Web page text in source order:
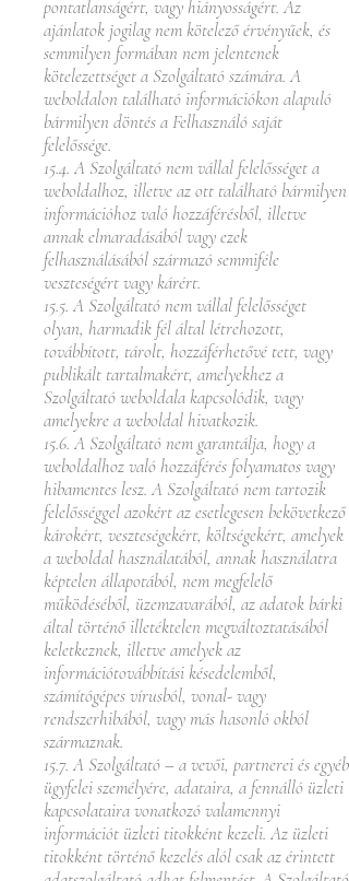
pontatlanságért, vagy hiányosságért. Az
ajánlatok jogilag nem kötelező érvényűek, és
semmilyen formában nem jelentenek
kötelezettséget a Szolgáltató számára. A
weboldalon található információkon alapuló
bármilyen döntés a Felhasználó saját
felelőssége.
15.4. A Szolgáltató nem vállal felelősséget a
weboldalhoz, illetve az ott található bármilyen
információhoz való hozzáférésből, illetve
annak elmaradásából vagy ezek
felhasználásából származó semmiféle
veszteségért vagy kárért.
15.5. A Szolgáltató nem vállal felelősséget
olyan, harmadik fél által létrehozott,
továbbított, tárolt, hozzáférhetővé tett, vagy
publikált tartalmakért, amelyekhez a
Szolgáltató weboldala kapcsolódik, vagy
amelyekre a weboldal hivatkozik.
15.6. A Szolgáltató nem garantálja, hogy a
weboldalhoz való hozzáférés folyamatos vagy
hibamentes lesz. A Szolgáltató nem tartozik
felelősséggel azokért az esetlegesen bekövetkező
károkért, veszteségekért, költségekért, amelyek
a weboldal használatából, annak használatra
képtelen állapotából, nem megfelelő
működéséből, üzemzavarából, az adatok bárki
által történő illetéktelen megváltoztatásából
keletkeznek, illetve amelyek az
információtovábbítási késedelemből,
számítógépes vírusból, vonal- vagy
rendszerhibából, vagy más hasonló okból
származnak.
15.7. A Szolgáltató – a vevői, partnerei és egyéb
ügyfelei személyére, adataira, a fennálló üzleti
kapcsolataira vonatkozó valamennyi
információt üzleti titokként kezeli. Az üzleti
titokként történő kezelés alól csak az érintett